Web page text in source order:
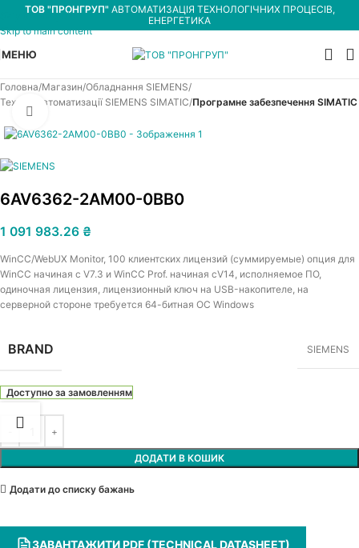
Skip to navigation
Skip to main content
ТОВ "ПРОНГРУП" АВТОМАТИЗАЦІЯ ТЕХНОЛОГІЧНИХ ПРОЦЕСІВ,
ЕНЕРГЕТИКА
МЕНЮ
Головна Магазин Обладнання SIEMENS
Техніка автоматизації SIEMENS SIMATIC Програмне забезпечення SIMATIC
6AV6362-2AM00-0BB0
1 091 983.26 ₴
WinCC/WebUX Monitor, 100 клиентских лицензий (суммируемые) опция для
WinCC начиная с V7.3 и WinCC Prof. начиная сV14, исполняемое ПО,
одиночная лицензия, лицензионный ключ на USB-накопителе, на
серверной стороне требуется 64-битная ОС Windows
BRAND SIEMENS
Доступно за замовленням
ДОДАТИ В КОШИК
Додати до списку бажань
ЗАВАНТАЖИТИ PDF (TECHNICAL DATASHEET)